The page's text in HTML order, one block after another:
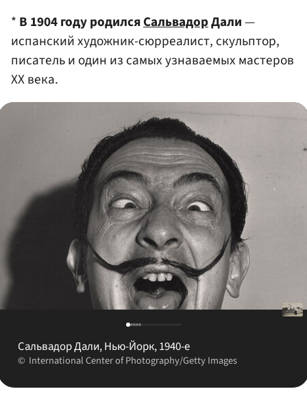
* В 1904 году родилсяСальвадорДали—
испанский художник-сюрреалист, скульптор,
писатель и один из самых узнаваемых мастеров
XX века.
Сальвадор Дали, Нью-Йорк, 1940-е
International Center of Photography/Getty Images